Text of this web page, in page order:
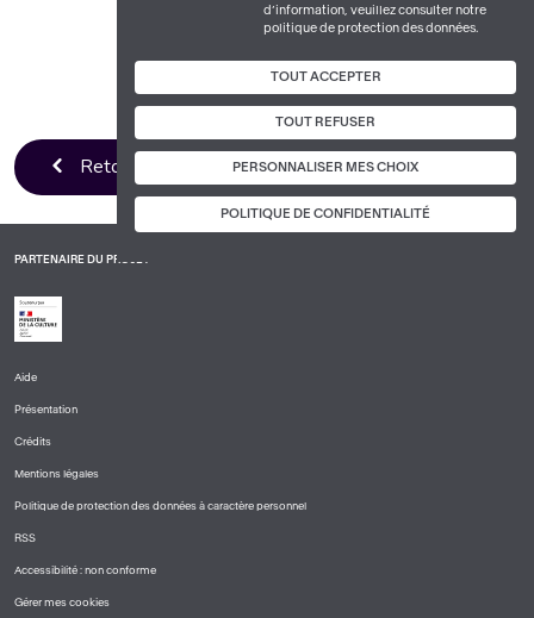
d’information, veuillez consulter notre
politique de protection des données.
TOUT ACCEPTER
TOUT REFUSER
PERSONNALISER MES CHOIX
POLITIQUE DE CONFIDENTIALITÉ
Retour à la liste
PARTENAIRE DU PROJET
DE
PAGE
1
Aide
Présentation
Crédits
Mentions légales
Politique de protection des données à caractère personnel
RSS
Accessibilité : non conforme
Gérer mes cookies